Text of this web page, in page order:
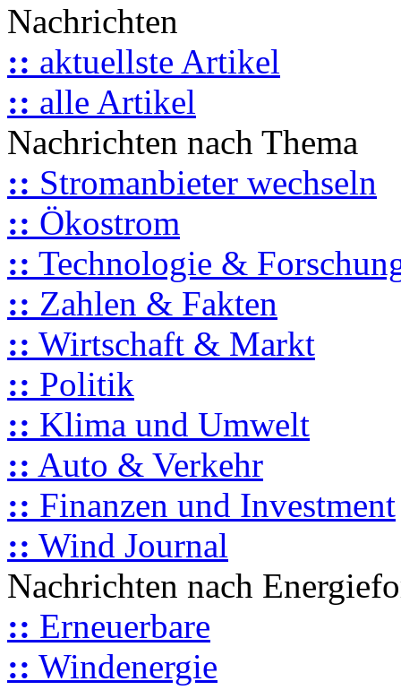
Nachrichten
:: aktuellste Artikel
:: alle Artikel
Nachrichten nach Thema
:: Stromanbieter wechseln
:: Ökostrom
:: Technologie &
:: Zahlen & Fakten
:: Wirtschaft & Markt
:: Politik
:: Klima und Umwelt
:: Auto & Verkehr
:: Finanzen und Investment
:: Wind Journal
Nachrichten nach
:: Erneuerbare
:: Windenergie